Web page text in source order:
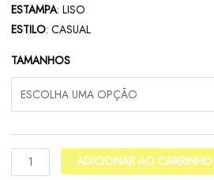
ESTAMPA: LISO
ESTILO: CASUAL
TAMANHOS
ADICIONAR AO CARRINHO